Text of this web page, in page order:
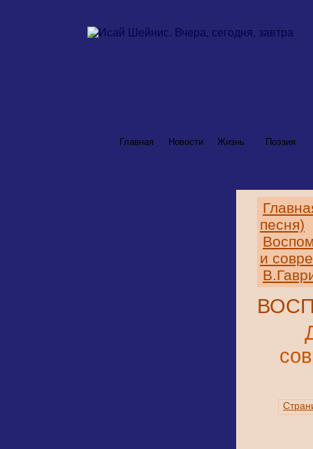
Главная Новости Жизнь Поэзия
песня)
и